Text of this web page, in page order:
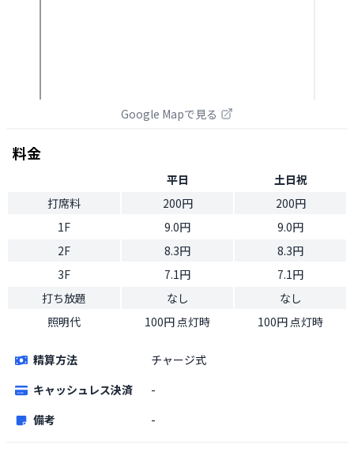
Google Mapで見る
料金
平日
土日祝
打席料
200円
200円
1F
9.0円
9.0円
2F
8.3円
8.3円
3F
7.1円
7.1円
打ち放題
なし
なし
照明代
100円 点灯時 100円 点灯時
精算方法
チャージ式
キャッシュレス決済
-
備考
-